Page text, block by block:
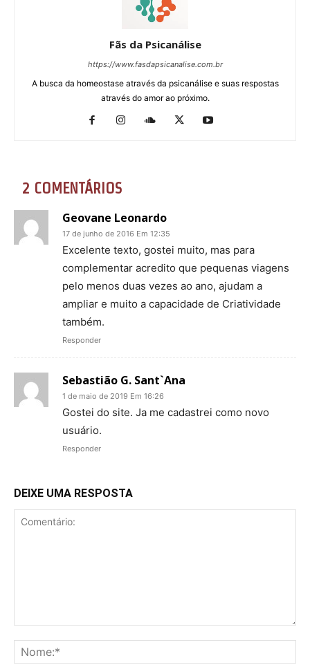
Fãs da Psicanálise
https://www.fasdapsicanalise.com.br
A busca da homeostase através da psicanálise e suas respostas
através do amor ao próximo.
2 COMENTÁRIOS
Geovane Leonardo
17 de junho de 2016 Em 12:35
Excelente texto, gostei muito, mas para
complementar acredito que pequenas viagens
pelo menos duas vezes ao ano, ajudam a
ampliar e muito a capacidade de Criatividade
também.
Responder
Sebastião G. Sant`Ana
1 de maio de 2019 Em 16:26
Gostei do site. Ja me cadastrei como novo
usuário.
Responder
DEIXE UMA RESPOSTA